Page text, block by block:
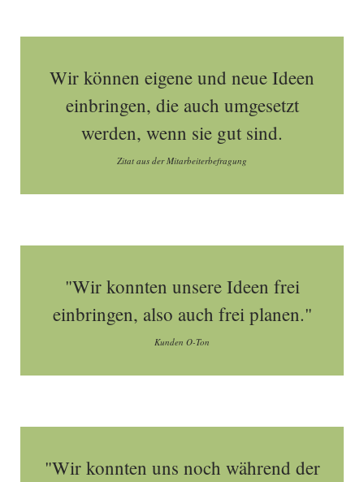
Wir können eigene und neue Ideen
einbringen, die auch umgesetzt
werden, wenn sie gut sind.
Zitat aus der Mitarbeiterbefragung
"Wir konnten unsere Ideen frei
einbringen, also auch frei planen."
Kunden O-Ton
"Wir konnten uns noch während der